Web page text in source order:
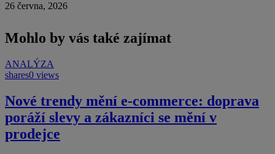
26 června, 2026
Mohlo by vás také zajímat
ANALÝZA
shares0 views
Nové trendy mění e-commerce: doprava
poráží slevy a zákazníci se mění v
prodejce